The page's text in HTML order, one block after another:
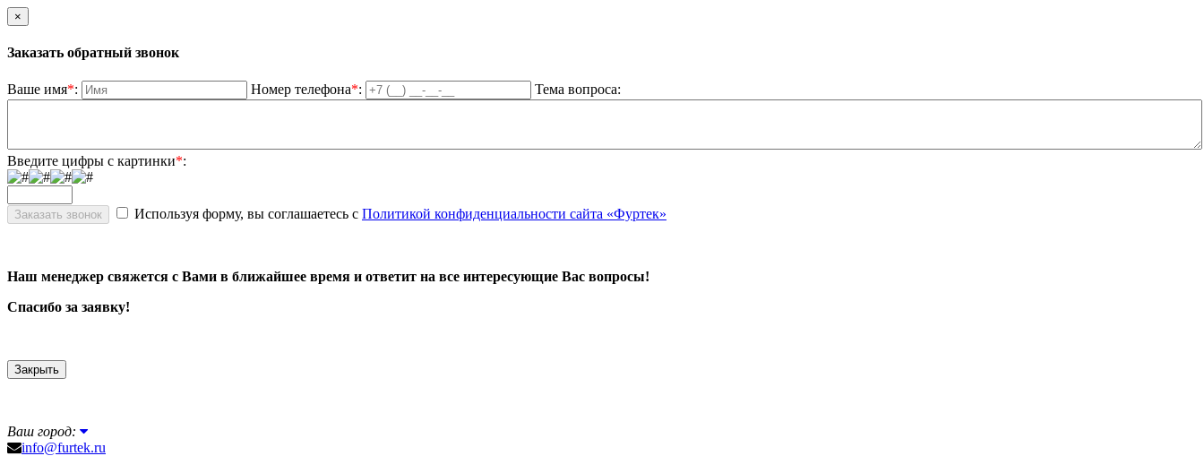
×
Заказать обратный звонок
Ваше имя*: Номер телефона*: Тема вопроса:
Введите цифры с картинки*:
Используя форму, вы соглашаетесь с Политикой конфиденциальности сайта «Фуртек»
Наш менеджер свяжется с Вами в ближайшее время и ответит на все интересующие Вас вопросы!
Спасибо за заявку!
Закрыть
Ваш город:
info@furtek.ru